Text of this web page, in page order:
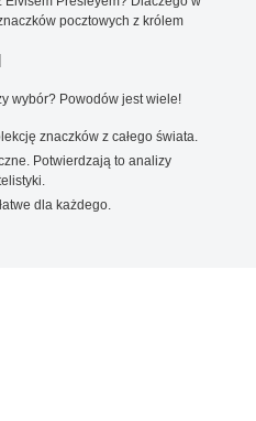
pocztowych z królem
wybór? Powodów jest wiele!
znaczków z całego świata.
Potwierdzają to analizy
dla każdego.